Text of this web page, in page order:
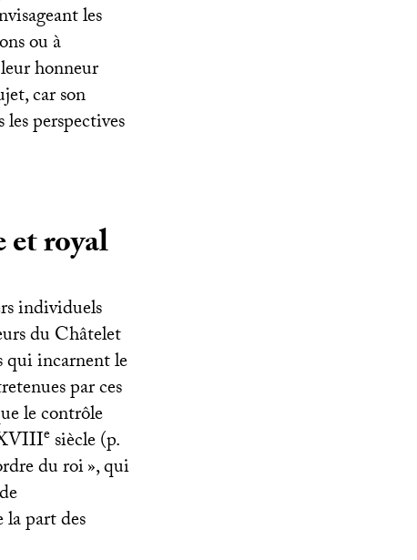
les
ou à
honneur
car son
perspectives
et royal
individuels
du Châtelet
qui incarnent le
par ces
le contrôle
e siècle (p.
du roi», qui
la part des